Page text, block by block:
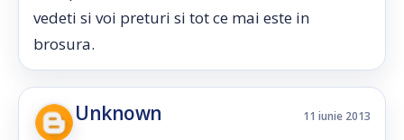
vedeti si voi preturi si tot ce mai este in
brosura.
Unknown 11 iunie 2013